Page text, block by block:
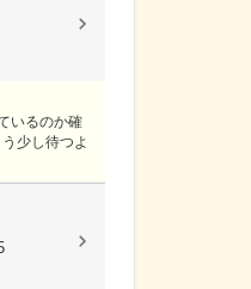
いるのか確
少し待つよ